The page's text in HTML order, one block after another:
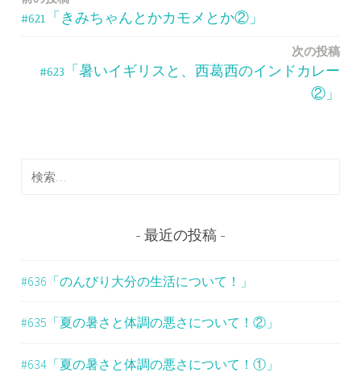
シ
#621「きみちゃんとかカモメとか②」
次の投稿
#623「暑いイギリスと、西葛西のインドカレー
②」
検
最近の投稿
#636「のんびり大分の生活について！」
#635「夏の暑さと体調の悪さについて！②」
#634「夏の暑さと体調の悪さについて！①」